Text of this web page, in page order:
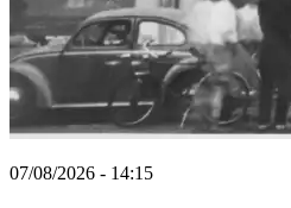
07/08/2026 - 14:15